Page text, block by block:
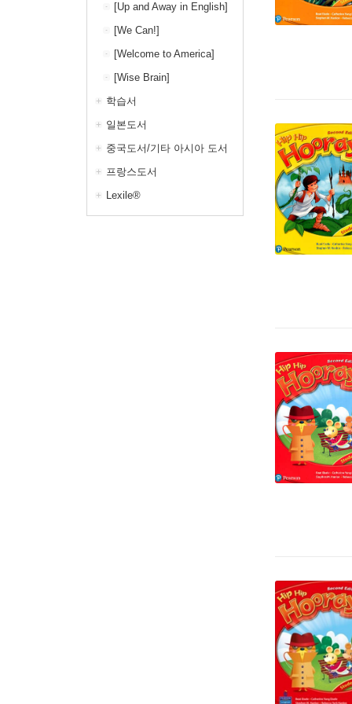
[Up and Away in English]
[We Can!]
[Welcome to America]
[Wise Brain]
학습서
일본도서
중국도서/기타 아시아 도서
프랑스도서
Lexile®